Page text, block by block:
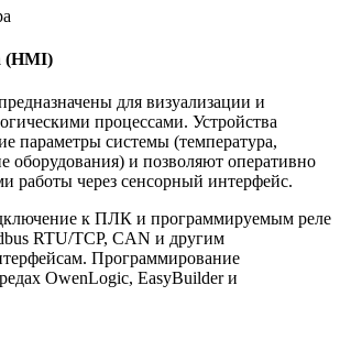
(HMI)
для визуализации и
процессами. Устройства
параметры системы (температура,
оборудования) и позволяют оперативно
работы через сенсорный интерфейс.
к ПЛК и программируемым реле
RTU/TCP, CAN и другим
Программирование
OwenLogic, EasyBuilder и